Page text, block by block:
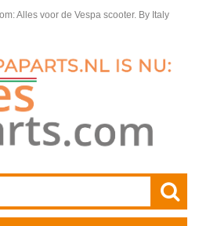
Alles voor de Vespa scooter. By Italy